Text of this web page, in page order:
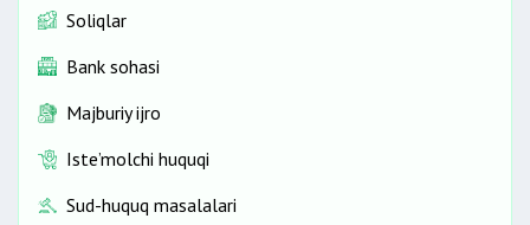
Soliqlar
Bank sohasi
Majburiy ijro
Iste’molchi huquqi
Sud-huquq masalalari